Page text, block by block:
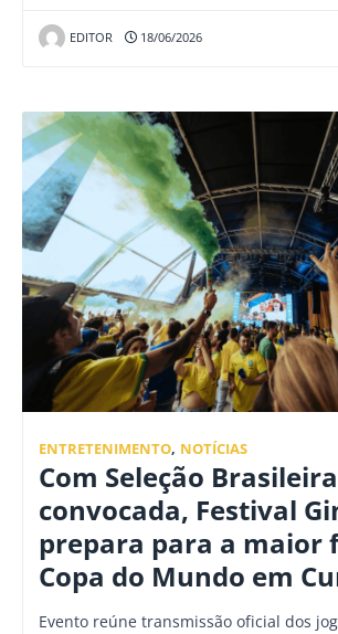
EDITOR 18/06/2026
ENTRETENIMENTO, NOTÍCIAS
Com Seleção Brasileira
convocada, Festival
prepara para a maior
Copa do Mundo em
Evento reúne transmissão oficial dos